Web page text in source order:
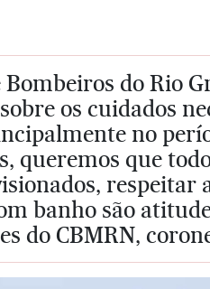
Bombeiros do Rio
os cuidados
no
queremos que
respeitar
banho são
do CBMRN,